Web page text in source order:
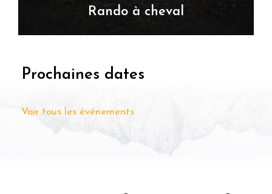
Rando à cheval
Prochaines dates
Voir tous les événements